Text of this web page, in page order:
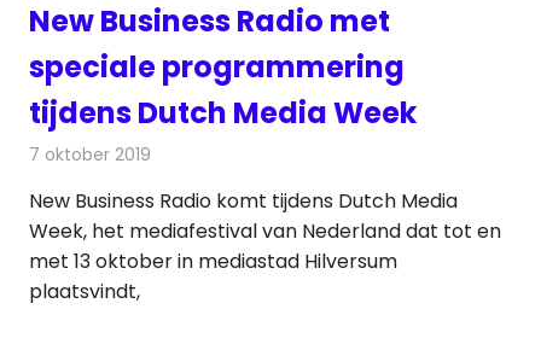
New Business Radio met
speciale programmering
tijdens Dutch Media Week
7 oktober 2019
New Business Radio komt tijdens Dutch Media
Week, het mediafestival van Nederland dat tot en
met 13 oktober in mediastad Hilversum
plaatsvindt,